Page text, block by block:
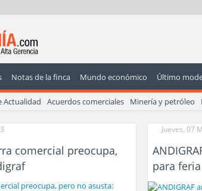
Notas de la finca Mundo económico Último
Actualidad Acuerdos comerciales Minería y petróleo
comercial preocupa,
Jueves, 07
para